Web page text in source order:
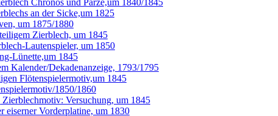
Chronos und Parze,um 1840/1845
an der Sicke,um 1825
um 1875/1880
Zierblech, um 1845
Lautenspieler, um 1850
Lünette,um 1845
Kalender/Dekadenanzeige, 1793/1795
Flötenspielermotiv,um 1845
1850/1860
Versuchung, um 1845
Vorderplatine, um 1830